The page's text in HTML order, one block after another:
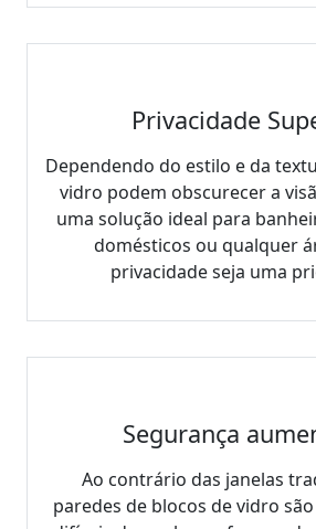
Privacidade
Dependendo do estilo e da
vidro podem obscurecer a
uma solução ideal para
domésticos ou qualquer
privacidade seja uma
Segurança
Ao contrário das janelas
paredes de blocos de vidro